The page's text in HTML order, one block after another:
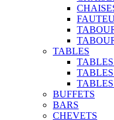
TABLES
BUFFETS
BARS
CHEVETS